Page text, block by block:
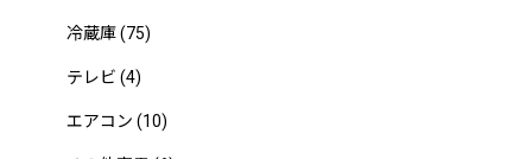
冷蔵庫(75)
テレビ (4)
エアコン (10)